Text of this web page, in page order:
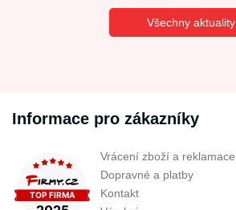
Všechny aktuality
Informace pro zákazníky
Vrácení zboží a reklamace
Dopravné a platby
Kontakt